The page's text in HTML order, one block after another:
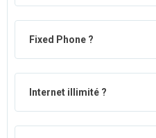
Fixed Phone ?
Internet illimité ?